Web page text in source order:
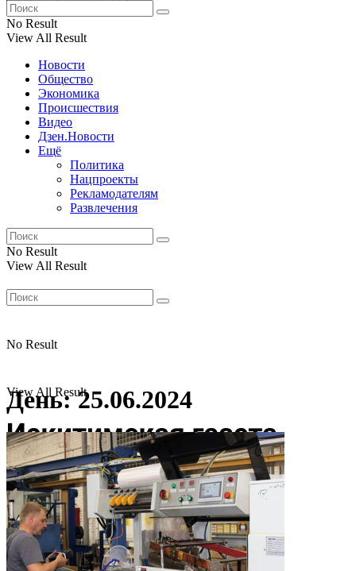
No Result
View All Result
Новости
Общество
Экономика
Происшествия
Видео
Дзен.Новости
Ещё
Политика
Нацпроекты
Рекламодателям
Развлечения
No Result
View All Result
No Result
View All Result
День:25.06.2024